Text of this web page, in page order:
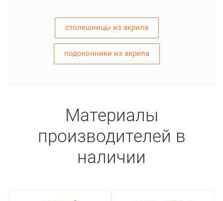
столешницы из акрила
подоконники из акрила
Материалы
производителей в
наличии